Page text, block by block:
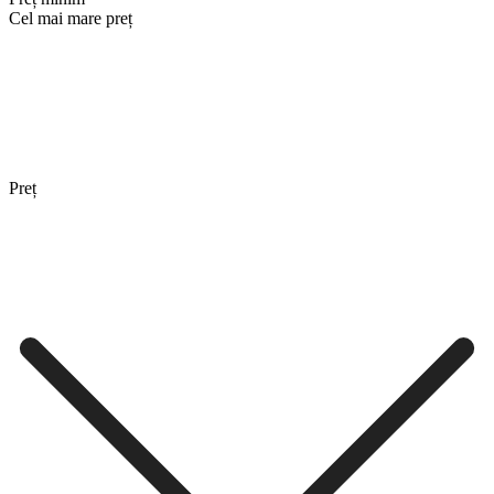
Cel mai mare preț
Preț